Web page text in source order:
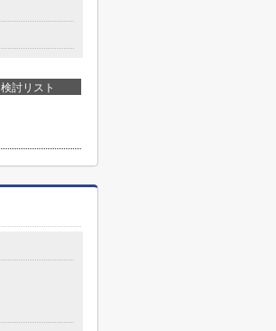
検討リスト